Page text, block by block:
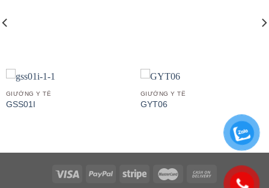
GIƯỜNG Y TẾ
GSS01I
GIƯỜNG Y TẾ
GYT06